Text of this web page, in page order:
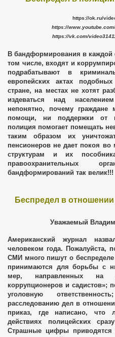
https://ok.ru/
https://
https://vk.com/
В бандформирования в каждой
том числе, входят и
подрабатывают в
европейских актах
стране, на местах не хотят
издеваться над
непонятно, почему граждане
помощи, ни поддержки от
полиция помогает помещать
таким образом их
пенсионеров не дает покоя
структурам и их
правоохранительных
бандформирований так велик!!!
Беспредел в
Уважаемый
Американский журнал
человеком года. Пожалуйста,
СМИ много пишут о
принимаются для борьбы с
мер, направленных на
коррупционеров и садистов»;
уголовную
расследованию дел в
приказ, где написано, что
действиях полицейских
Страшные цифры приводятся
Америки
Путину
Москвы